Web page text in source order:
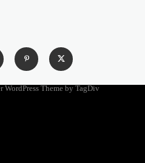
Theme by TagDiv